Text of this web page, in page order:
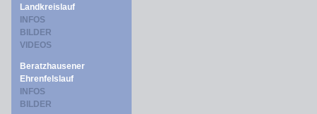
Landkreislauf
INFOS
BILDER
VIDEOS
Beratzhausener
Ehrenfelslauf
INFOS
BILDER